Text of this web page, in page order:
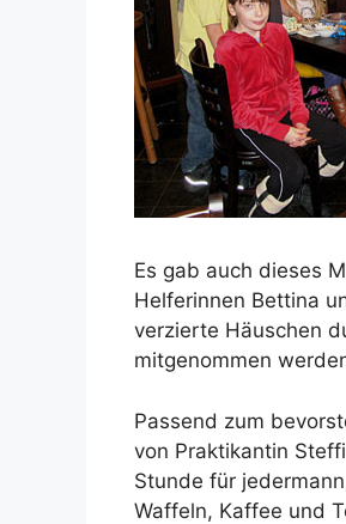
Es gab auch dieses
Helferinnen Bettina
verzierte Häuschen
mitgenommen
Passend zum
von Praktikantin
Stunde für
Waffeln, Kaffee und